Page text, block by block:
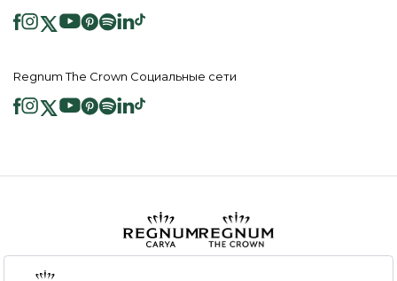
Regnum The Crown Социальные сети